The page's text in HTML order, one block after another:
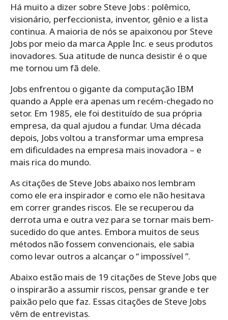
Há muito a dizer sobre Steve Jobs : polêmico,
visionário, perfeccionista, inventor, gênio e a lista
continua. A maioria de nós se apaixonou por Steve
Jobs por meio da marca Apple Inc. e seus produtos
inovadores. Sua atitude de nunca desistir é o que
me tornou um fã dele.
Jobs enfrentou o gigante da computação IBM
quando a Apple era apenas um recém-chegado no
setor. Em 1985, ele foi destituído de sua própria
empresa, da qual ajudou a fundar. Uma década
depois, Jobs voltou a transformar uma empresa
em dificuldades na empresa mais inovadora – e
mais rica do mundo.
As citações de Steve Jobs abaixo nos lembram
como ele era inspirador e como ele não hesitava
em correr grandes riscos. Ele se recuperou da
derrota uma e outra vez para se tornar mais bem-
sucedido do que antes. Embora muitos de seus
métodos não fossem convencionais, ele sabia
como levar outros a alcançar o “ impossível ”.
Abaixo estão mais de 19 citações de Steve Jobs que
o inspirarão a assumir riscos, pensar grande e ter
paixão pelo que faz. Essas citações de Steve Jobs
vêm de entrevistas.